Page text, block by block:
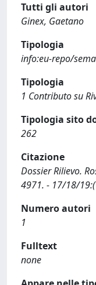
Tutti gli autori
Ginex, Gaetano
Tipologia
info:eu-repo/
Tipologia
1 Contributo su
Tipologia sito
262
Citazione
Dossier Rilievo.
4971. - 17/18/
Numero autori
1
Fulltext
none